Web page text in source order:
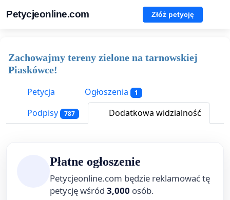
Petycjeonline.com Złóż petycję
Zachowajmy tereny zielone na tarnowskiej
Piaskówce!
Petycja
Ogłoszenia 1
Podpisy 787 Dodatkowa widzialność
Płatne ogłoszenie
Petycjeonline.com będzie reklamować tę
petycję wśród 3,000 osób.